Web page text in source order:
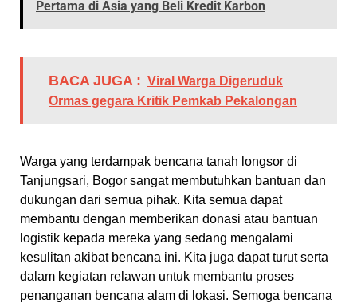
Pertama di Asia yang Beli Kredit Karbon
BACA JUGA : Viral Warga Digeruduk
Ormas gegara Kritik Pemkab Pekalongan
Warga yang terdampak bencana tanah longsor di
Tanjungsari, Bogor sangat membutuhkan bantuan dan
dukungan dari semua pihak. Kita semua dapat
membantu dengan memberikan donasi atau bantuan
logistik kepada mereka yang sedang mengalami
kesulitan akibat bencana ini. Kita juga dapat turut serta
dalam kegiatan relawan untuk membantu proses
penanganan bencana alam di lokasi. Semoga bencana